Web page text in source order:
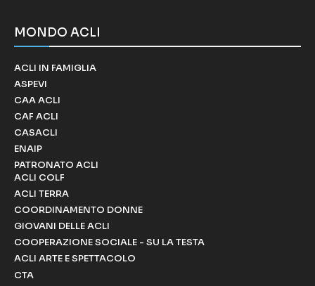
MONDO ACLI
ACLI IN FAMIGLIA
ASPEVI
CAA ACLI
CAF ACLI
CASACLI
ENAIP
PATRONATO ACLI
ACLI COLF
ACLI TERRA
COORDINAMENTO DONNE
GIOVANI DELLE ACLI
COOPERAZIONE SOCIALE - SU LA TESTA
ACLI ARTE E SPETTACOLO
CTA